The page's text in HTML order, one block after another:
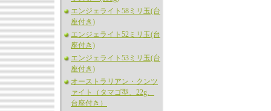
エンジェライト58ミリ玉(台
座付き)
エンジェライト52ミリ玉(台
座付き)
エンジェライト53ミリ玉(台
座付き)
オーストラリアン・クンツ
ァイト（タマゴ型、22g、
台座付き）